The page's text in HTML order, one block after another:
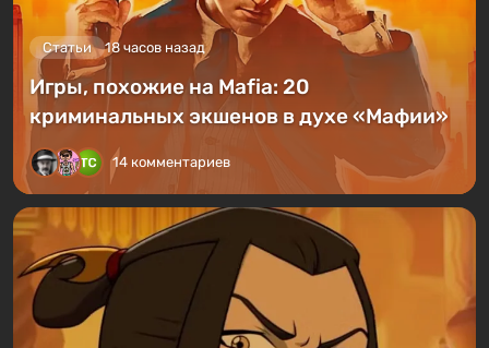
Статьи 18 часов назад
Игры, похожие на Mafia: 20
криминальных экшенов в духе «Мафии»
14 комментариев